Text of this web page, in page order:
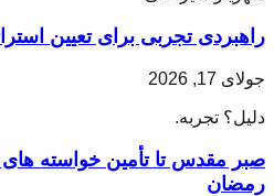
راهبردی تجربی برای تعیین
جولای 17, 2026
دلیل؟ تجربه.
صبر مقدس تا تأمین خواسته
رمضان